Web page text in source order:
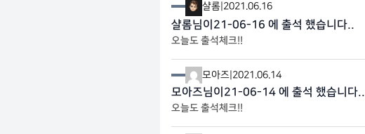
샬롬 2021.06.16
샬롬님이21-06-16 에 출석 했습니다..
오늘도 출석체크!!
모아즈 2021.06.14
모아즈님이21-06-14 에 출석 했습니다..
오늘도 출석체크!!